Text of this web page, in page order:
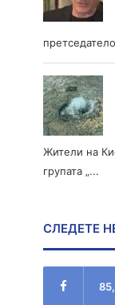
Жители на
групата „...
СЛЕДЕТЕ